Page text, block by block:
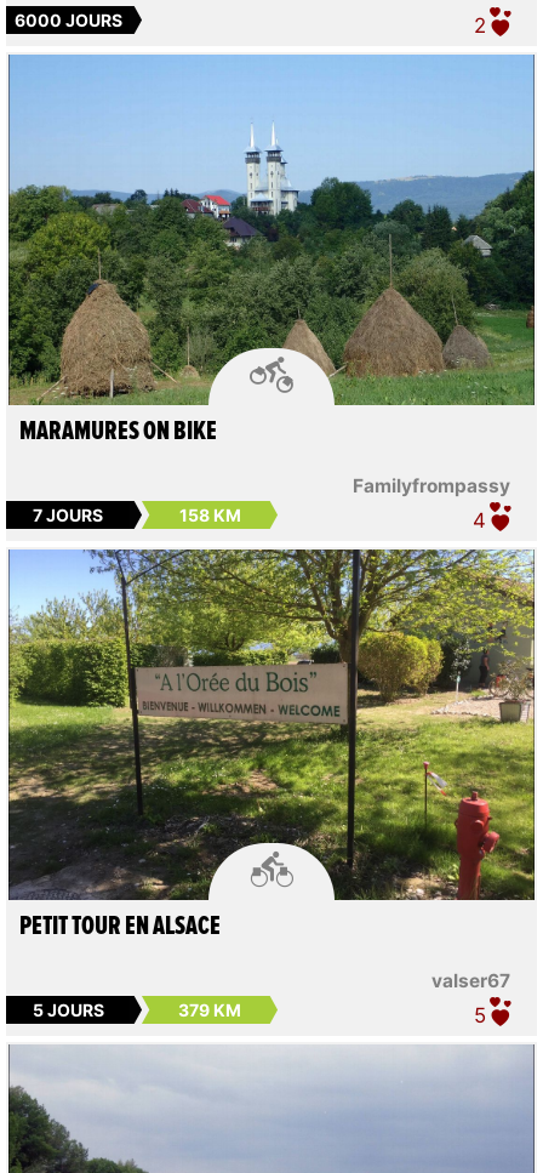
6000 JOURS 2

Familyfrompassy
MARAMURES ON BIKE
7 JOURS 158 KM 4

valser67
PETIT TOUR EN ALSACE
5 JOURS 379 KM 5